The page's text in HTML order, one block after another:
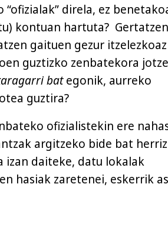
direla, ez
kontuan hartuta?
gaituen gezur itzelezkoaz
guztizko zenbatekora
bategonik, aurreko
guztira?
ofizialistekin ere
argitzeko bide bat
izan daiteke, datu lokalak
hasiak zaretenei, eskerrik